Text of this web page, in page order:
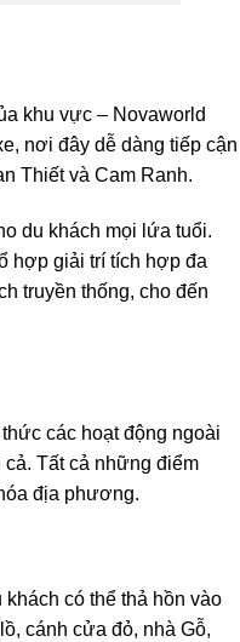
khu vực – Novaworld
nơi đây dễ dàng tiếp cận
Thiết và Cam Ranh.
du khách mọi lứa tuổi.
hợp giải trí tích hợp đa
truyền thống, cho đến
các hoạt động ngoài
Tất cả những điểm
địa phương.
có thể thả hồn vào
cánh cửa đỏ, nhà Gỗ,